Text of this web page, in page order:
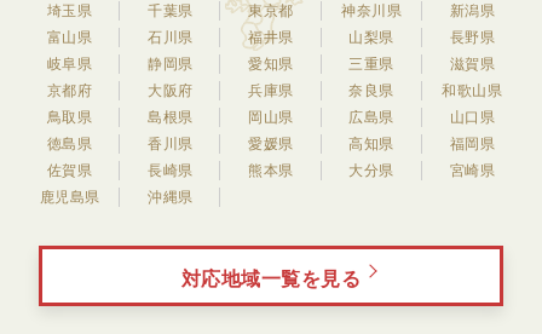
埼玉県
千葉県 東京都 神奈川県
新潟県
富山県
石川県 福井県 山梨県
長野県
岐阜県
静岡県 愛知県 三重県
滋賀県
京都府
大阪府 兵庫県 奈良県
和歌山県
鳥取県
島根県 岡山県 広島県
山口県
徳島県
香川県 愛媛県 高知県
福岡県
佐賀県
長崎県 熊本県 大分県
宮崎県
鹿児島県
沖縄県
対応地域一覧を見る